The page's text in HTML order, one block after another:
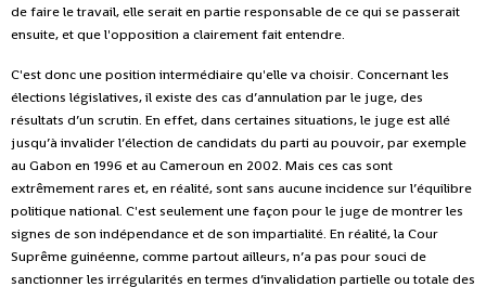
de faire le travail, elle serait en partie responsable de ce qui se passerait
ensuite, et que l'opposition a clairement fait entendre.
C'est donc une position intermédiaire qu'elle va choisir. Concernant les
élections législatives, il existe des cas d’annulation par le juge, des
résultats d’un scrutin. En effet, dans certaines situations, le juge est allé
jusqu’à invalider l’élection de candidats du parti au pouvoir, par exemple
au Gabon en 1996 et au Cameroun en 2002. Mais ces cas sont
extrêmement rares et, en réalité, sont sans aucune incidence sur l’équilibre
politique national. C'est seulement une façon pour le juge de montrer les
signes de son indépendance et de son impartialité. En réalité, la Cour
Suprême guinéenne, comme partout ailleurs, n’a pas pour souci de
sanctionner les irrégularités en termes d’invalidation partielle ou totale des